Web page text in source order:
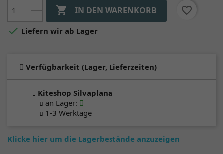
 IN DEN WARENKORB
favorite_border
 Liefern wir ab Lager
Verfügbarkeit (Lager, Lieferzeiten)
Kiteshop Silvaplana
an Lager:
1-3 Werktage
Klicke hier um die Lagerbestände anzuzeigen